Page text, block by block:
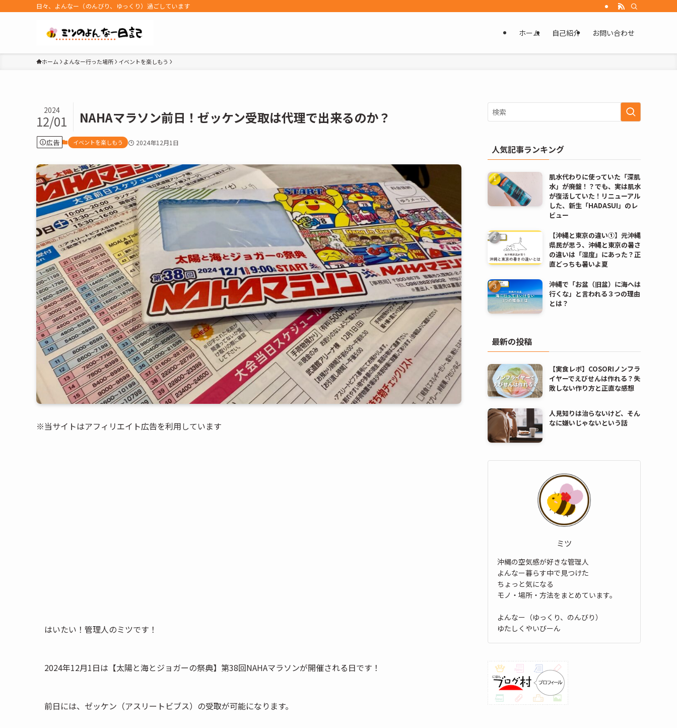
日々、よんなー（のんびり、ゆっくり）過ごしています
ホーム 自己紹介 お問い合わせ
ホーム よんなー行った場所 イベントを楽しもう
NAHAマラソン前日！ゼッケン受取は代理で出来るのか？
2024
12/01
広告 イベントを楽しもう 2024年12月1日
※当サイトはアフィリエイト広告を利用しています
はいたい！管理人のミツです！
2024年12月1日は【太陽と海とジョガーの祭典】第38回NAHAマラソンが開催される日です！
前日には、ゼッケン（アスリートビブス）の受取が可能になります。
人気記事ランキング
肌水代わりに使っていた「深肌
水」が廃盤！？でも、実は肌水
が復活していた！リニューアル
した、新生「HADASUI」のレ
ビュー
【沖縄と東京の違い①】元沖縄
県民が思う、沖縄と東京の暑さ
の違いは「湿度」にあった？正
直どっちも暑いよ夏
沖縄で「お盆（旧盆）に海へは
行くな」と言われる３つの理由
とは？
最新の投稿
【実食レポ】COSORIノンフラ
イヤーでえびせんは作れる？失
敗しない作り方と正直な感想
人見知りは治らないけど、そん
なに嫌いじゃないという話
ミツ
沖縄の空気感が好きな管理人
よんなー暮らす中で見つけた
ちょっと気になる
モノ・場所・方法をまとめています。
よんなー（ゆっくり、のんびり）
ゆたしくやいびーん